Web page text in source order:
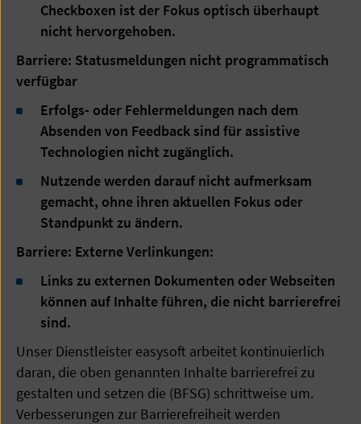
Checkboxen ist der Fokus optisch überhaupt
nicht hervorgehoben.
Barriere: Statusmeldungen nicht programmatisch
verfügbar
Erfolgs- oder Fehlermeldungen nach dem
Absenden von Feedback sind für assistive
Technologien nicht zugänglich.
Nutzende werden darauf nicht aufmerksam
gemacht, ohne ihren aktuellen Fokus oder
Standpunkt zu ändern.
Barriere: Externe Verlinkungen:
Links zu externen Dokumenten oder Webseiten
können auf Inhalte führen, die nicht barrierefrei
sind.
Unser Dienstleister easysoft arbeitet kontinuierlich
daran, die oben genannten Inhalte barrierefrei zu
gestalten und setzen die (BFSG) schrittweise um.
Verbesserungen zur Barrierefreiheit werden